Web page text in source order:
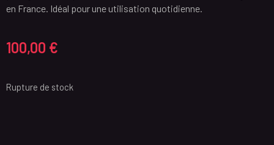
en France. Idéal pour une utilisation quotidienne.
100,00 €
Rupture de stock